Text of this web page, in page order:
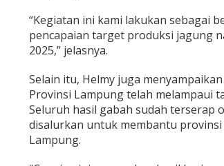
“Kegiatan ini kami lakukan sebagai
pencapaian target produksi jagung
2025,” jelasnya.
Selain itu, Helmy juga
Provinsi Lampung telah melampaui
Seluruh hasil gabah sudah terserap
disalurkan untuk membantu
Lampung.